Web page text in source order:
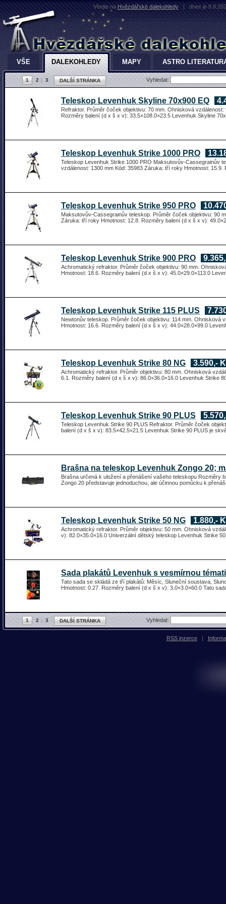
Vítejte naHvězdářské dalekohledy | dnes je
VŠE DALEKOHLEDY MAPY ASTRO
1 2 3 DALŠÍ STRÁNKA Vyhledat:
Teleskop Levenhuk Skyline 70x900 EQ
Refraktor. Průměr čoček objektivu: 70 mm. Ohnisková
Rozměry balení (d x š x v): 33.5×108.0×23.5 Levenhuk Skyline
Teleskop Levenhuk Strike 1000 PRO
Teleskop Levenhuk Strike 1000 PRO Maksutovův-Cassegrainův
vzdálenost: 1300 mm Kód: 35983 Záruka: tří roky Hmotnost:
Teleskop Levenhuk Strike 950 PRO
Maksutovův-Cassegrainův teleskop. Průměr čoček objektivu: 90
Záruka: tří roky Hmotnost: 12.8. Rozměry balení (d x š x v):
Teleskop Levenhuk Strike 900 PRO
Achromatický refraktor. Průměr čoček objektivu: 90 mm.
Hmotnost: 18.6. Rozměry balení (d x š x v): 45.0×29.0×113.0
Teleskop Levenhuk Strike 115 PLUS
Newtonův teleskop. Průměr čoček objektivu: 114 mm. Ohnisková
Hmotnost: 16.6. Rozměry balení (d x š x v): 44.0×28.0×99.0
Teleskop Levenhuk Strike 80 NG 3.590,-
Achromatický refraktor. Průměr objektivu: 80 mm. Ohnisková
6.1. Rozměry balení (d x š x v): 86.0×36.0×16.0 Levenhuk Strike
Teleskop Levenhuk Strike 90 PLUS
Teleskop Levenhuk Strike 90 PLUS Refraktor. Průměr čoček
balení (d x š x v): 83.5×42.5×21.5 Levenhuk Strike 90 PLUS je
Brašna na teleskop Levenhuk Zongo 20;
Brašna určená k uložení a přenášení vašeho teleskopu Rozměry
Zongo 20 představuje jednoduchou, ale účinnou pomůcku k
Teleskop Levenhuk Strike 50 NG 1.880,-
Achromatický refraktor. Průměr objektivu: 50 mm. Ohnisková
v): 82.0×35.0×16.0 Univerzální dětský teleskop Levenhuk Strike
Sada plakátů Levenhuk s vesmírnou
Tato sada se skládá ze tří plakátů: Měsíc, Sluneční soustava,
Hmotnost: 0.27. Rozměry balení (d x š x v): 3.0×3.0×60.0 Tato
1 2 3 DALŠÍ STRÁNKA Vyhledat:
RSS inzerce |